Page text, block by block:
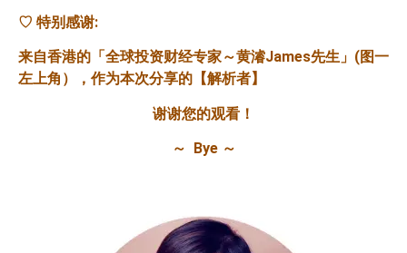
♡ 特别感谢:
来自香港的「全球投资财经专家～黄濬James先生」 (图一
左上角），作为本次分享的【解析者】
谢谢您的观看！
～ Bye ～